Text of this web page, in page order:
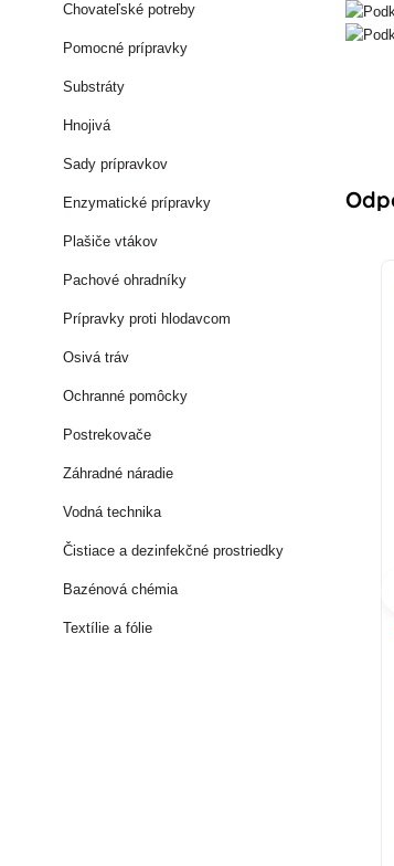
Chovateľské potreby
Pomocné prípravky
Substráty
Hnojivá
Sady prípravkov
Enzymatické prípravky
Plašiče vtákov
Pachové ohradníky
Prípravky proti hlodavcom
Osivá tráv
Ochranné pomôcky
Postrekovače
Záhradné náradie
Vodná technika
Čistiace a dezinfekčné prostriedky
Bazénová chémia
Textílie a fólie